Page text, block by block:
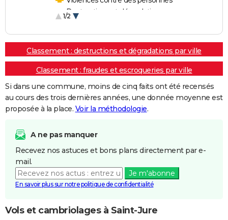
Destructions et dégradations
1/2
Classement : destructions et dégradations par ville
Classement : fraudes et escroqueries par ville
Si dans une commune, moins de cinq faits ont été recensés
au cours des trois dernières années, une donnée moyenne est
proposée à la place. Voir la méthodologie.
A ne pas manquer
Recevez nos astuces et bons plans directement par e-
mail.
Je m'abonne
En savoir plus sur notre politique de confidentialité
Vols et cambriolages à Saint-Jure